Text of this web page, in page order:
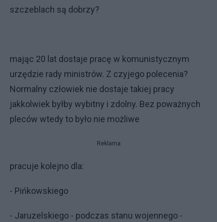
szczeblach są dobrzy?
mając 20 lat dostaje pracę w komunistycznym
urzędzie rady ministrów. Z czyjego polecenia?
Normalny człowiek nie dostaje takiej pracy
jakkolwiek byłby wybitny i zdolny. Bez poważnych
pleców wtedy to było nie możliwe
Reklama
pracuje kolejno dla:
- Pińkowskiego
- Jaruzelskiego - podczas stanu wojennego -